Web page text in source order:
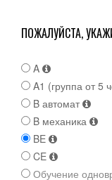
ПОЖАЛУЙСТА,
A
A1 (группа от 5
B автомат
B механика
BE
CE
Обучение